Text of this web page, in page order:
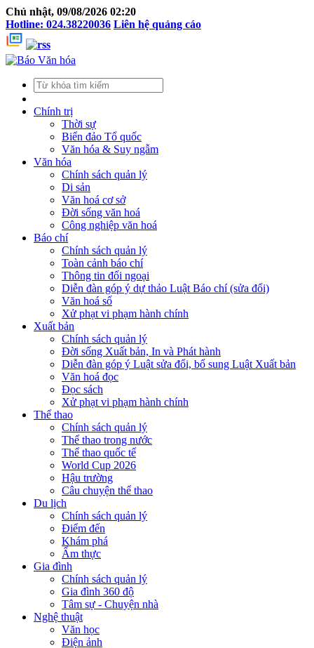
Chủ nhật, 09/08/2026 02:20
Hotline: 024.38220036 Liên hệ quảng cáo
Chính trị
Thời sự
Biển đảo Tổ quốc
Văn hóa & Suy ngẫm
Văn hóa
Chính sách quản lý
Di sản
Văn hoá cơ sở
Đời sống văn hoá
Công nghiệp văn hoá
Báo chí
Chính sách quản lý
Toàn cảnh báo chí
Thông tin đối ngoại
Diễn đàn góp ý dự thảo Luật Báo chí (sửa đổi)
Văn hoá số
Xử phạt vi phạm hành chính
Xuất bản
Chính sách quản lý
Đời sống Xuất bản, In và Phát hành
Diễn đàn góp ý Luật sửa đổi, bổ sung Luật Xuất bản
Văn hoá đọc
Đọc sách
Xử phạt vi phạm hành chính
Thể thao
Chính sách quản lý
Thể thao trong nước
Thể thao quốc tế
World Cup 2026
Hậu trường
Câu chuyện thể thao
Du lịch
Chính sách quản lý
Điểm đến
Khám phá
Ẩm thực
Gia đình
Chính sách quản lý
Gia đình 360 độ
Tâm sự - Chuyện nhà
Nghệ thuật
Văn học
Điện ảnh